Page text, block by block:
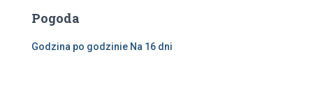
Pogoda
Godzina po godzinie Na 16 dni